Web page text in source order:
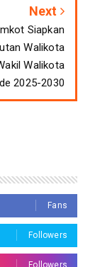
Next
Siapkan
Walikota
Walikota
2025-2030
Fans
Followers